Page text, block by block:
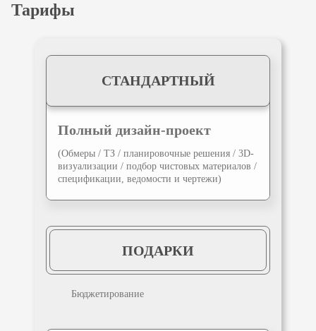
Тарифы
СТАНДАРТНЫЙ
Полный дизайн-проект
(Обмеры / ТЗ / планировочные решения / 3D-
визуализации / подбор чистовых материалов /
спецификации, ведомости и чертежи)
ПОДАРКИ
Бюджетирование